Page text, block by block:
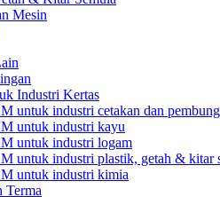
Mesin
Industri Kertas
untuk industri cetakan dan
untuk industri kayu
untuk industri logam
untuk industri plastik, getah & kitar
untuk industri kimia
Terma